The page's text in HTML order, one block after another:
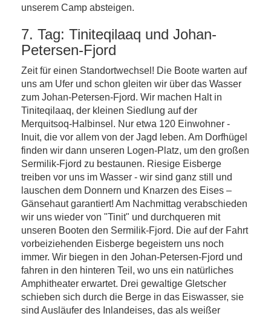
unserem Camp absteigen.
7. Tag: Tiniteqilaaq und Johan-
Petersen-Fjord
Zeit für einen Standortwechsel! Die Boote warten auf
uns am Ufer und schon gleiten wir über das Wasser
zum Johan-Petersen-Fjord. Wir machen Halt in
Tiniteqilaaq, der kleinen Siedlung auf der
Merquitsoq-Halbinsel. Nur etwa 120 Einwohner -
Inuit, die vor allem von der Jagd leben. Am Dorfhügel
finden wir dann unseren Logen-Platz, um den großen
Sermilik-Fjord zu bestaunen. Riesige Eisberge
treiben vor uns im Wasser - wir sind ganz still und
lauschen dem Donnern und Knarzen des Eises –
Gänsehaut garantiert! Am Nachmittag verabschieden
wir uns wieder von "Tinit" und durchqueren mit
unseren Booten den Sermilik-Fjord. Die auf der Fahrt
vorbeiziehenden Eisberge begeistern uns noch
immer. Wir biegen in den Johan-Petersen-Fjord und
fahren in den hinteren Teil, wo uns ein natürliches
Amphitheater erwartet. Drei gewaltige Gletscher
schieben sich durch die Berge in das Eiswasser, sie
sind Ausläufer des Inlandeises, das als weißer